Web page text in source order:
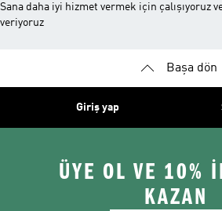
Sana daha iyi hizmet vermek için çalışıyoruz
veriyoruz
Başa dön
Giriş yap
ÜYE OL VE 10%
KAZAN